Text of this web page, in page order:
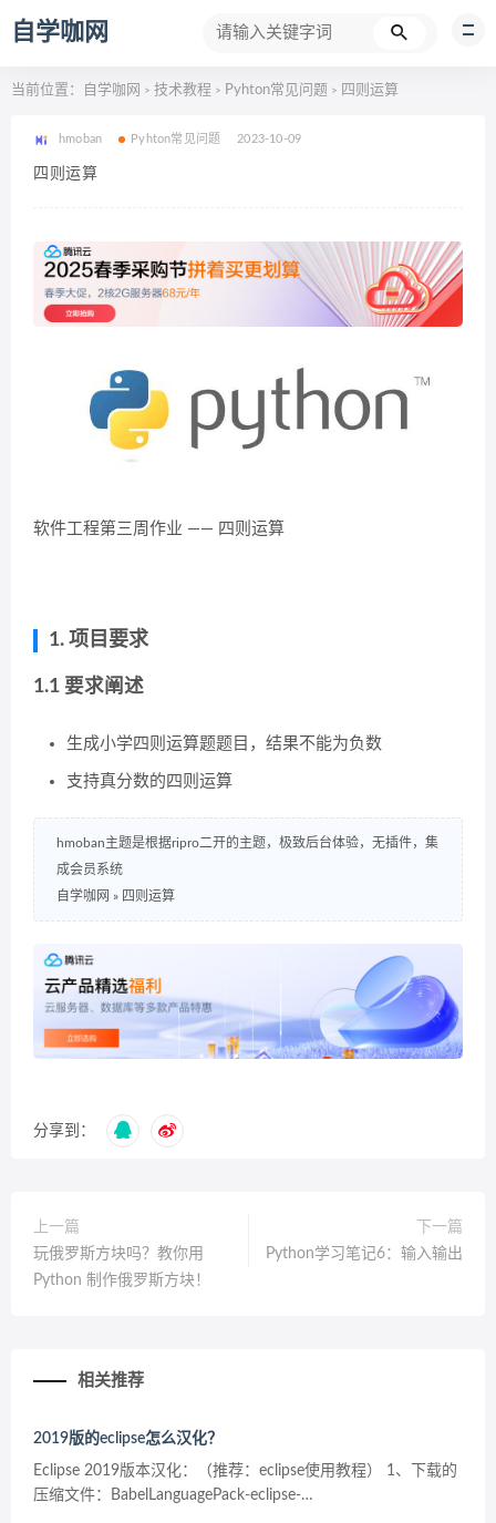
自学咖网
当前位置： 自学咖网 > 技术教程 > Pyhton常见问题 > 四则运算
hmoban Pyhton常见问题 2023-10-09
四则运算
软件工程第三周作业 —— 四则运算
1. 项目要求
1.1 要求阐述
生成小学四则运算题题目，结果不能为负数
支持真分数的四则运算
hmoban主题是根据ripro二开的主题，极致后台体验，无插件，集
成会员系统
自学咖网 » 四则运算
分享到：
上一篇
玩俄罗斯方块吗？教你用
Python 制作俄罗斯方块！
下一篇
Python学习笔记6：输入输出
相关推荐
2019版的eclipse怎么汉化？
Eclipse 2019版本汉化：（推荐：eclipse使用教程） 1、下载的
压缩文件：BabelLanguagePack-eclipse-